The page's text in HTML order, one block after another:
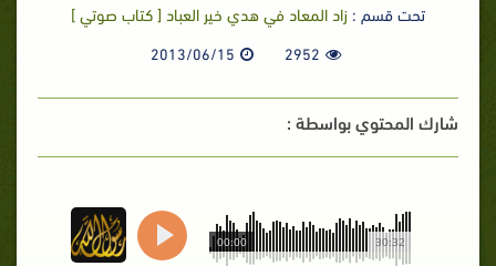
تحت قسم : زاد المعاد في هدي خير العباد [ كتاب صوتي ]
2952
2013/06/15
شارك المحتوي بواسطة :
30:32
00:00